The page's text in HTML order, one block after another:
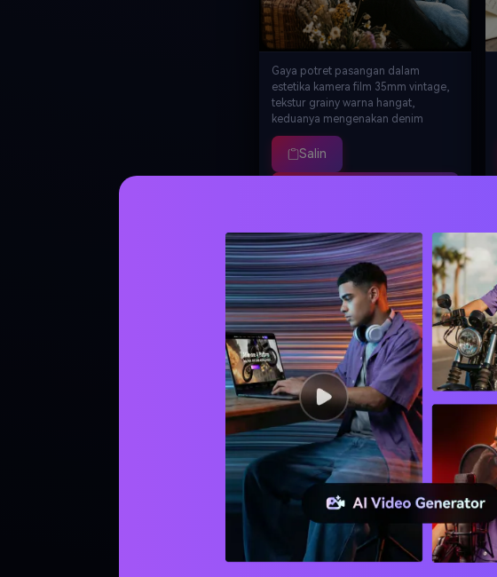
Gaya potret pasangan dalam
estetika kamera film 35mm vintage,
tekstur grainy warna hangat,
keduanya mengenakan denim
kasual dan kaos putih, momen
spontan tertawa bersama,
dikelilingi bunga kering dan
otentik, kualitas 8K
Salin
Foto · Kartu Hari Valentine
Desain kartu ucapan Hari Valentine
mewah dengan mawar watercolor